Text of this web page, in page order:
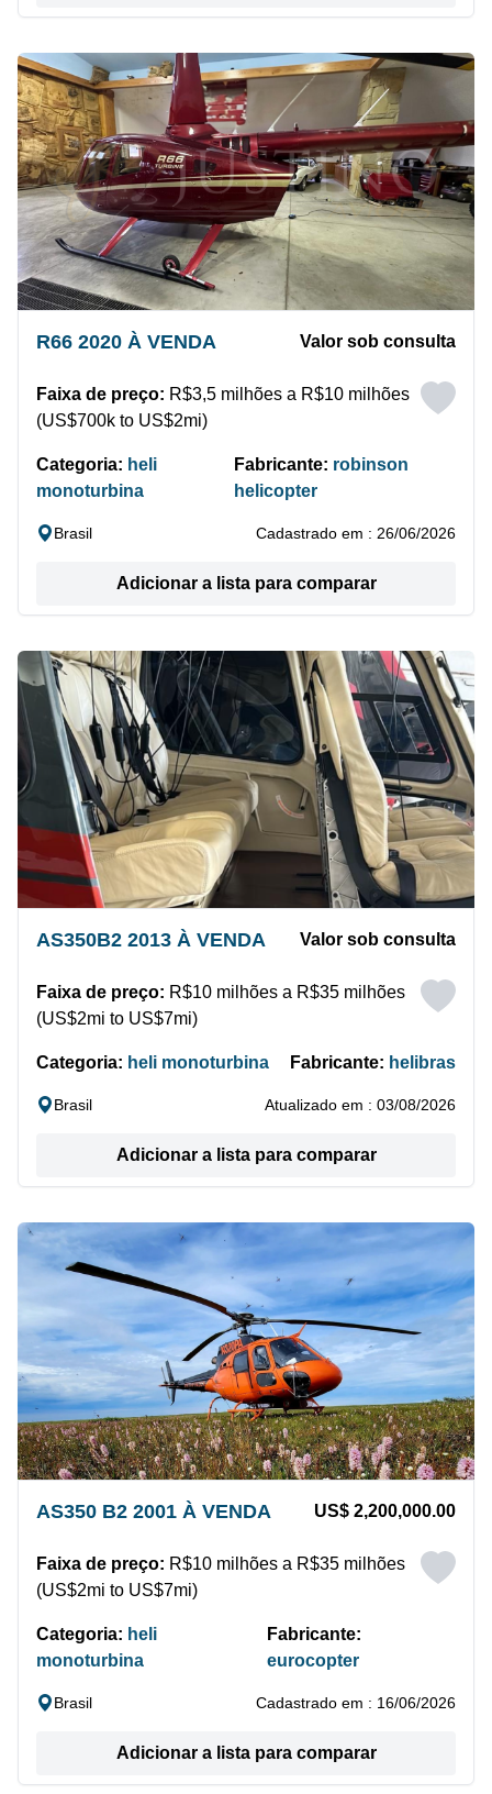
R66 2020 À VENDA Valor sob consulta
Faixa de preço: R$3,5 milhões a R$10 milhões
(US$700k to US$2mi)
Categoria: heli
monoturbina
Fabricante: robinson
helicopter
Brasil Cadastrado em : 26/06/2026
Adicionar a lista para comparar
AS350B2 2013 À VENDA Valor sob consulta
Faixa de preço: R$10 milhões a R$35 milhões
(US$2mi to US$7mi)
Categoria: heli monoturbina Fabricante: helibras
Brasil Atualizado em : 03/08/2026
Adicionar a lista para comparar
AS350 B2 2001 À VENDA US$ 2,200,000.00
Faixa de preço: R$10 milhões a R$35 milhões
(US$2mi to US$7mi)
Categoria: heli
monoturbina
Fabricante:
eurocopter
Brasil Cadastrado em : 16/06/2026
Adicionar a lista para comparar